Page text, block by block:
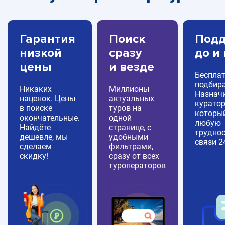
Гарантия
низкой
цены
Никаких
наценок. Цены
в поиске
окончательные.
Найдёте
дешевле, мы
сделаем
скидку!
Поиск
сразу
и везде
Миллионы
актуальных
туров на
одной
странице, с
удобными
фильтрами,
сразу от всех
туроператоров
до и
любую
связи